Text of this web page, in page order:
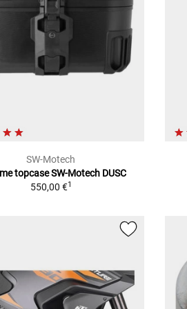
SW-Motech
topcase SW-Motech DUSC
550,00 €1